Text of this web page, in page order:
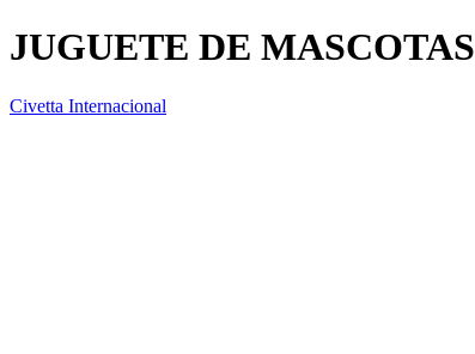
JUGUETE DE MASCOTAS
Civetta Internacional